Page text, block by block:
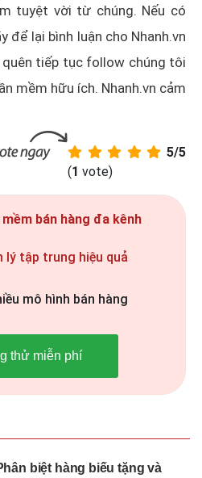
tuyệt vời từ chúng. Nếu có
để lại bình luận cho Nhanh.vn
tiếp tục follow chúng tôi
mềm hữu ích. Nhanh.vn cảm
5/5
(1 vote)
bán hàng đa kênh
lý tập trung hiệu quả
mô hình bán hàng
thử miễn phí
biệt hàng biếu tặng và